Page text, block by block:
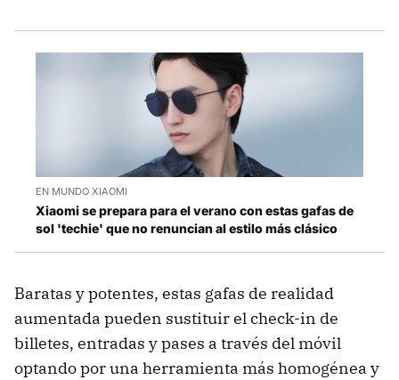
EN MUNDO XIAOMI
Xiaomi se prepara para el verano con estas gafas de
sol 'techie' que no renuncian al estilo más clásico
Baratas y potentes, estas gafas de realidad
aumentada pueden sustituir el check-in de
billetes, entradas y pases a través del móvil
optando por una herramienta más homogénea y